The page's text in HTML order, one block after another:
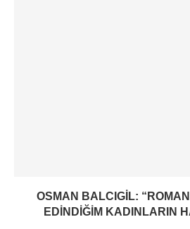
OSMAN BALCIGIL:
EDINDIĞIM KADINLARIN